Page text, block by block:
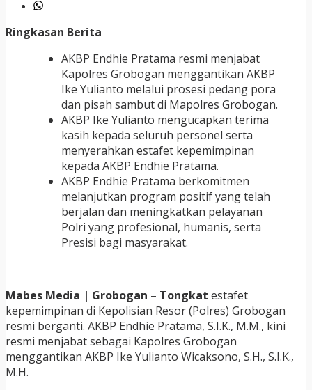
Ringkasan Berita
AKBP Endhie Pratama resmi menjabat
Kapolres Grobogan menggantikan AKBP
Ike Yulianto melalui prosesi pedang pora
dan pisah sambut di Mapolres Grobogan.
AKBP Ike Yulianto mengucapkan terima
kasih kepada seluruh personel serta
menyerahkan estafet kepemimpinan
kepada AKBP Endhie Pratama.
AKBP Endhie Pratama berkomitmen
melanjutkan program positif yang telah
berjalan dan meningkatkan pelayanan
Polri yang profesional, humanis, serta
Presisi bagi masyarakat.
Mabes Media | Grobogan – Tongkat estafet
kepemimpinan di Kepolisian Resor (Polres) Grobogan
resmi berganti. AKBP Endhie Pratama, S.I.K., M.M., kini
resmi menjabat sebagai Kapolres Grobogan
menggantikan AKBP Ike Yulianto Wicaksono, S.H., S.I.K.,
M.H.